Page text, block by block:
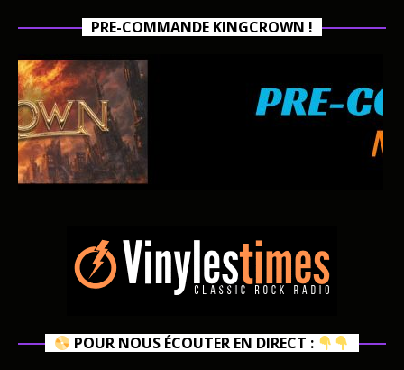
PRE-COMMANDE KINGCROWN !
POUR NOUS ÉCOUTER EN DIRECT :